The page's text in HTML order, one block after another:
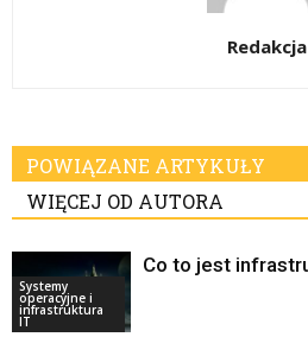
Redakcja
POWIĄZANE ARTYKUŁY
WIĘCEJ OD AUTORA
Systemy
operacyjne i
infrastruktura
IT
Co to jest